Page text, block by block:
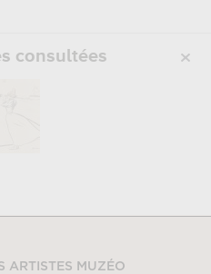
consultées
ARTISTES MUZÉO